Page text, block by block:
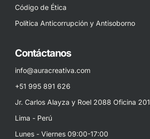
Código de Ética
Política Anticorrupción y Antisoborno
Contáctanos
info@auracreativa.com
+51 995 891 626
Jr. Carlos Alayza y Roel 2088 Oficina
Lima - Perú
Lunes - Viernes 09:00-17:00